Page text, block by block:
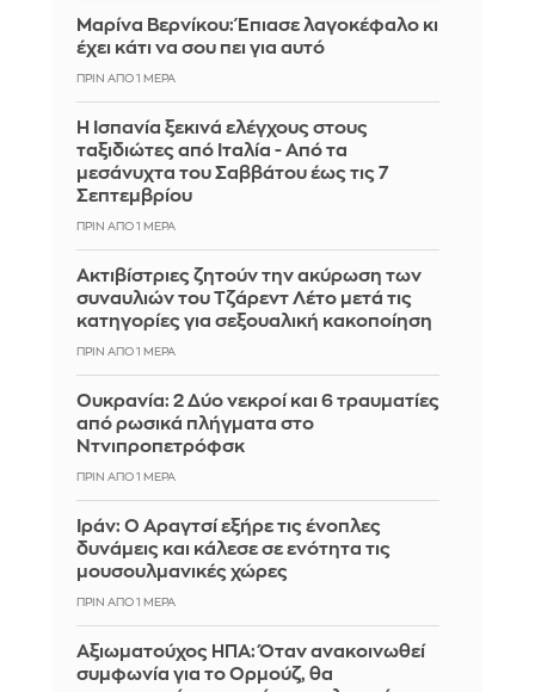
Μαρίνα Βερνίκου: Έπιασε λαγοκέφαλο κι
έχει κάτι να σου πει για αυτό
ΠΡΙΝ ΑΠΌ 1 ΜΈΡΑ
Η Ισπανία ξεκινά ελέγχους στους
ταξιδιώτες από Ιταλία - Από τα
μεσάνυχτα του Σαββάτου έως τις 7
Σεπτεμβρίου
ΠΡΙΝ ΑΠΌ 1 ΜΈΡΑ
Ακτιβίστριες ζητούν την ακύρωση των
συναυλιών του Τζάρεντ Λέτο μετά τις
κατηγορίες για σεξουαλική κακοποίηση
ΠΡΙΝ ΑΠΌ 1 ΜΈΡΑ
Ουκρανία: 2 Δύο νεκροί και 6 τραυματίες
από ρωσικά πλήγματα στο
Ντνιπροπετρόφσκ
ΠΡΙΝ ΑΠΌ 1 ΜΈΡΑ
Ιράν: Ο Αραγτσί εξήρε τις ένοπλες
δυνάμεις και κάλεσε σε ενότητα τις
μουσουλμανικές χώρες
ΠΡΙΝ ΑΠΌ 1 ΜΈΡΑ
Αξιωματούχος ΗΠΑ: Όταν ανακοινωθεί
συμφωνία για το Ορμούζ, θα